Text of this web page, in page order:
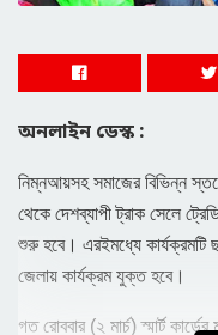
অনলাইন ডেস্ক :
নিম্নআয়সহ সমাজের বিভিন্ন
থেকে দেশব্যাপী ট্রাক সেলে
শুরু হবে। এরইমধ্যে
জেলায় কার্যক্রম যুক্ত হবে।
গত রোববার (২ মার্চ) স্মার্ট